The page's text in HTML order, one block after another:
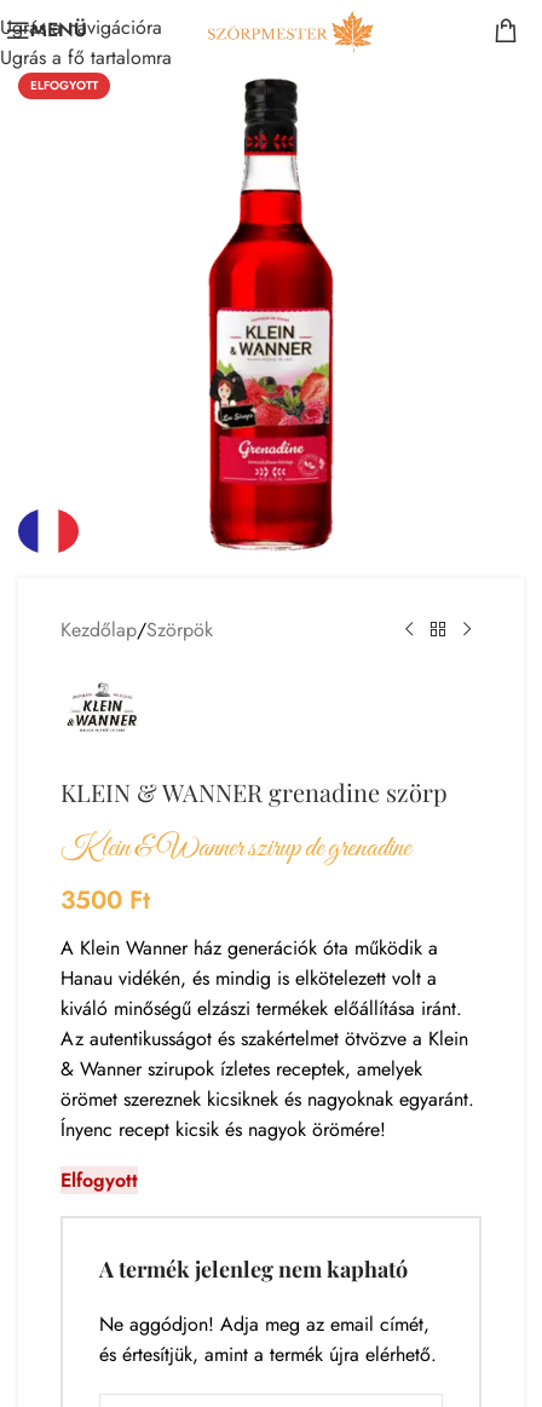
Ugrás a navigációra
Ugrás a fő tartalomra
MENÜ
ELFOGYOTT
Kezdőlap/Szörpök
KLEIN & WANNER grenadine szörp
Klein & Wanner szirup de grenadine
3500 Ft
A Klein Wanner ház generációk óta működik a
Hanau vidékén, és mindig is elkötelezett volt a
kiváló minőségű elzászi termékek előállítása iránt.
Az autentikusságot és szakértelmet ötvözve a Klein
& Wanner szirupok ízletes receptek, amelyek
örömet szereznek kicsiknek és nagyoknak egyaránt.
Ínyenc recept kicsik és nagyok örömére!
Elfogyott
A termék jelenleg nem kapható
Ne aggódjon! Adja meg az email címét,
és értesítjük, amint a termék újra elérhető.